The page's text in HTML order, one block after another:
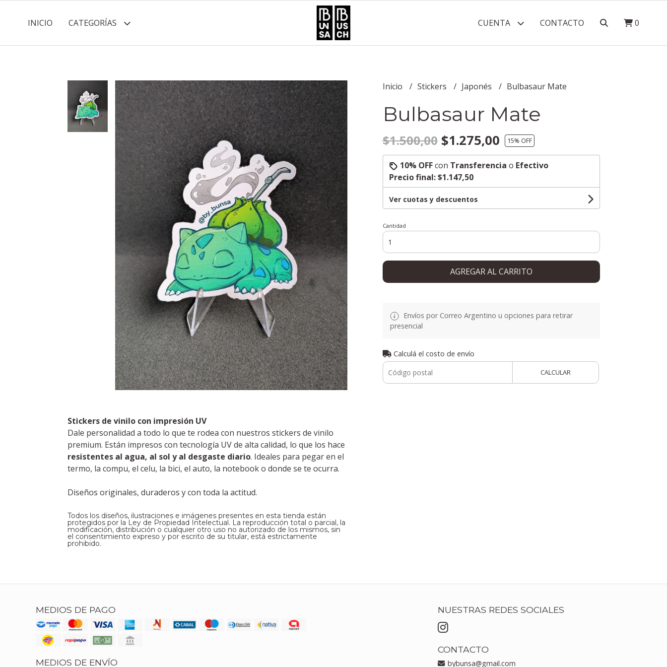
INICIO CATEGORÍAS CUENTA CONTACTO 0
Stickers de vinilo con impresión UV
Dale personalidad a todo lo que te rodea con nuestros stickers de vinilo
premium. Están impresos con tecnología UV de alta calidad, lo que los hace
resistentes al agua, al sol y al desgaste diario. Ideales para pegar en el
termo, la compu, el celu, la bici, el auto, la notebook o donde se te ocurra.
Diseños originales, duraderos y con toda la actitud.
Todos los diseños, ilustraciones e imágenes presentes en esta tienda están
protegidos por la Ley de Propiedad Intelectual. La reproducción total o parcial, la
modificación, distribución o cualquier otro uso no autorizado de los mismos, sin
el consentimiento expreso y por escrito de su titular, está estrictamente
prohibido.
Inicio Stickers Japonés Bulbasaur Mate
Bulbasaur Mate
$1.500,00$1.275,00 15% OFF
10% OFFcon Transferencia o Efectivo
Precio final:$1.147,50
Ver cuotas y descuentos
Cantidad
AGREGAR AL CARRITO
Envíos por Correo Argentino u opciones para retirar
presencial
Calculá el costo de envío
CALCULAR
MEDIOS DE PAGO
MEDIOS DE ENVÍO
NUESTRAS REDES SOCIALES
CONTACTO
bybunsa@gmail.com